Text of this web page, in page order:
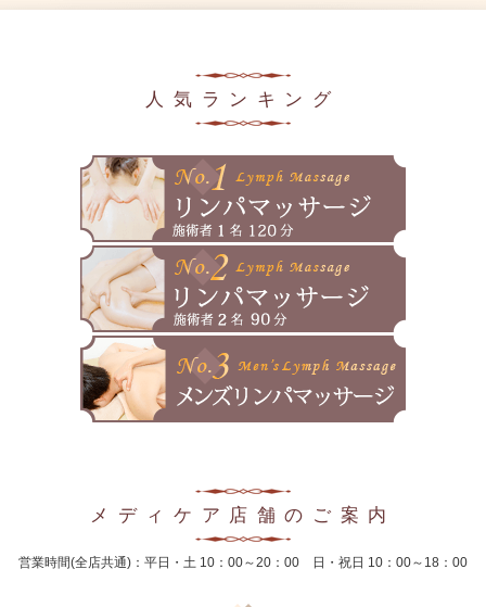
2025年3月
2025年2月
2025年1月
2024年12月
2024年11月
2024年10月
2024年7月
2024年6月
人気ランキング
メディケア店舗のご案内
営業時間(全店共通)：平日・土 10：00～20：00 日・祝日 10：00～18：00